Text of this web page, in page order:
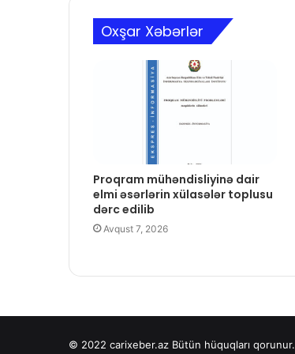
Oxşar Xəbərlər
Proqram mühəndisliyinə dair
elmi əsərlərin xülasələr toplusu
dərc edilib
Avqust 7, 2026
© 2022 carixeber.az Bütün hüquqları qorunur.